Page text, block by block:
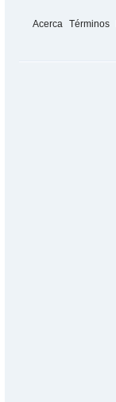
Acerca Términos